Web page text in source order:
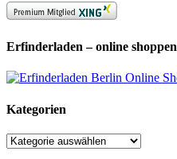
Erfinderladen – online shoppen
Kategorien
Kategorien